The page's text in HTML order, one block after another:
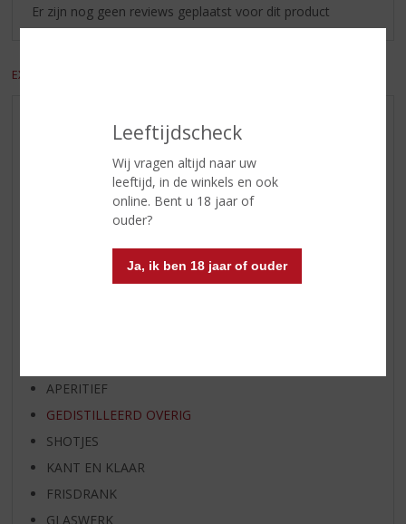
Leeftijdscheck
Wij vragen altijd naar uw
leeftijd, in de winkels en ook
online. Bent u 18 jaar of
ouder?
Ja, ik ben 18 jaar of ouder
Er zijn nog geen reviews geplaatst voor dit product
EXCL. BTW
AANBIEDINGEN
WHISKY VAN DE MAAND
RUM VAN DE MAAND
BIER VAN DE MAAND
SPIRIT VAN DE MAAND
EXCLUSIEF TOPSLIJTER
APERITIEF
GEDISTILLEERD OVERIG
SHOTJES
KANT EN KLAAR
FRISDRANK
GLASWERK